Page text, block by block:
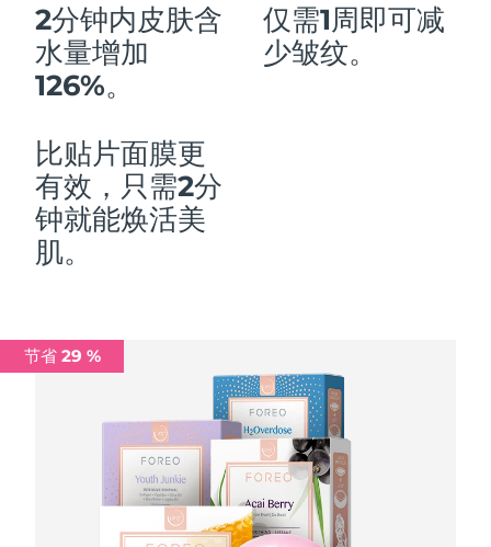
2分钟内皮肤含
水量增加
126%。
仅需1周即可减
少皱纹。
比贴片面膜更
有效，只需2分
钟就能焕活美
肌。
节省 29 %
卢森堡 预计送达日期8/8/26
中国澳门特别行政区
马来西亚
马耳他
墨西哥
荷兰
预计送达日期
预计送达日期
预计送达日期